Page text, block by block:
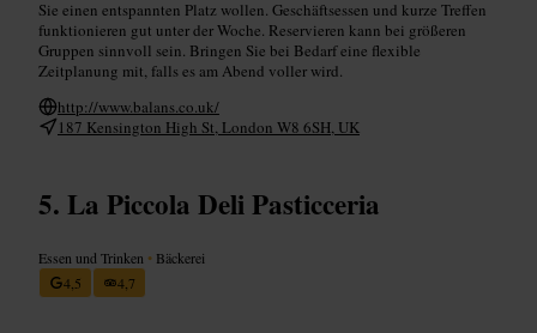
Sie einen entspannten Platz wollen. Geschäftsessen und kurze Treffen
funktionieren gut unter der Woche. Reservieren kann bei größeren
Gruppen sinnvoll sein. Bringen Sie bei Bedarf eine flexible
Zeitplanung mit, falls es am Abend voller wird.
http://www.balans.co.uk/
187 Kensington High St, London W8 6SH, UK
La Piccola Deli Pasticceria
Essen und Trinken • Bäckerei
4,5
4,7